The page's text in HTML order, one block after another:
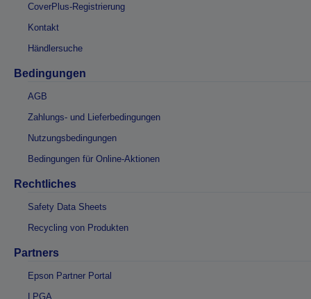
CoverPlus-Registrierung
Kontakt
Händlersuche
Bedingungen
AGB
Zahlungs- und Lieferbedingungen
Nutzungsbedingungen
Bedingungen für Online-Aktionen
Rechtliches
Safety Data Sheets
Recycling von Produkten
Partners
Epson Partner Portal
LPGA